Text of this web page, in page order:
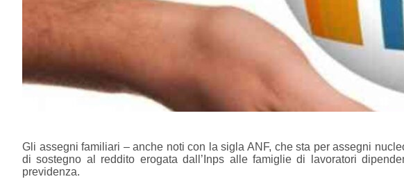
Gli assegni familiari – anche noti con la sigla ANF, che sta per assegni
di sostegno al reddito erogata dall’Inps alle famiglie di lavoratori
previdenza.